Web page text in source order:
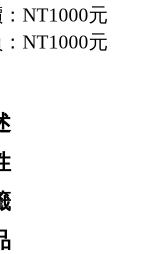
NT1000元
NT1000元